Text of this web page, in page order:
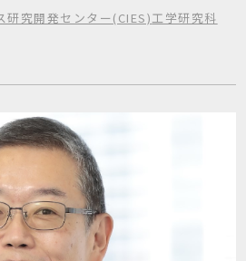
研究開発センター(CIES)工学研究科